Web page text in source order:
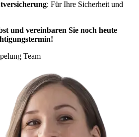
: Für Ihre Sicherheit und
und vereinbaren Sie noch heute
Team